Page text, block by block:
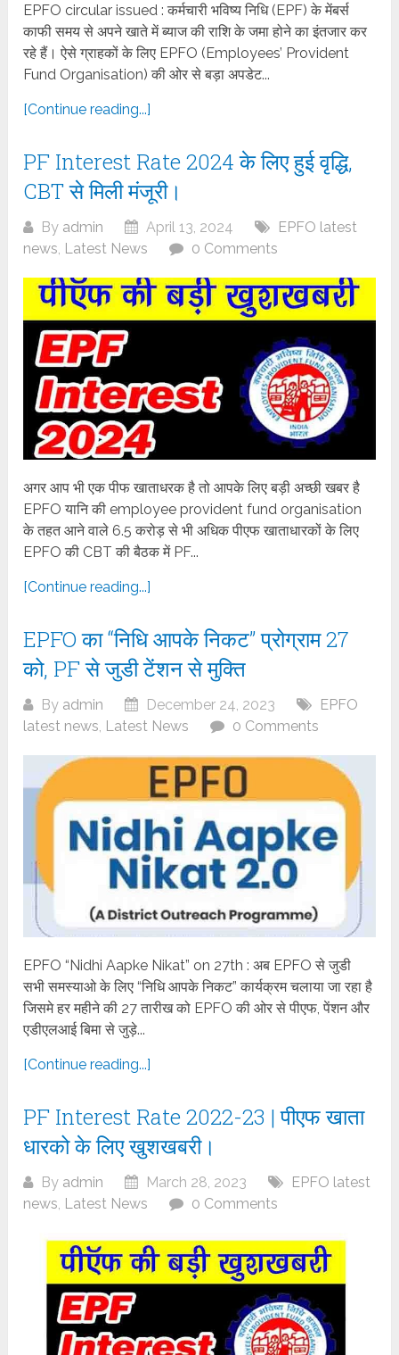
EPFO circular issued : कर्मचारी भविष्य निधि (EPF) के मेंबर्स
काफी समय से अपने खाते में ब्याज की राशि के जमा होने का इंतजार कर
रहे हैं। ऐसे ग्राहकों के लिए EPFO (Employees’ Provident
Fund Organisation) की ओर से बड़ा अपडेट...
[Continue reading...]
PF Interest Rate 2024 के लिए हुई वृद्धि,
CBT से मिली मंजूरी।
By admin April 13, 2024
EPFO latest
news, Latest News 0 Comments
अगर आप भी एक पीफ खाताधरक है तो आपके लिए बड़ी अच्छी खबर है
EPFO यानि की employee provident fund organisation
के तहत आने वाले 6.5 करोड़ से भी अधिक पीएफ खाताधारकों के लिए
EPFO की CBT की बैठक में PF...
[Continue reading...]
EPFO का “निधि आपके निकट” प्रोग्राम 27
को, PF से जुडी टेंशन से मुक्ति
By admin December 24, 2023
EPFO
latest news, Latest News 0 Comments
EPFO “Nidhi Aapke Nikat” on 27th : अब EPFO से जुडी
सभी समस्याओ के लिए “निधि आपके निकट” कार्यक्रम चलाया जा रहा है
जिसमे हर महीने की 27 तारीख को EPFO की ओर से पीएफ, पेंशन और
एडीएलआई बिमा से जुड़े...
[Continue reading...]
PF Interest Rate 2022-23 | पीएफ खाता
धारको के लिए खुशखबरी।
By admin March 28, 2023
EPFO latest
news, Latest News 0 Comments